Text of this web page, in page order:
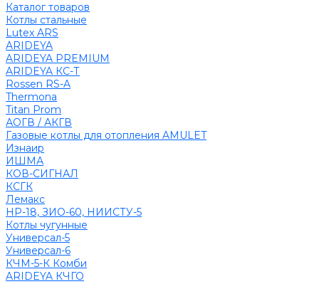
Каталог товаров
Котлы стальные
Lutex ARS
ARIDEYA
ARIDEYA PREMIUM
ARIDEYA КС-Т
Rossen RS-A
Thermona
Titan Prom
АОГВ / АКГВ
Газовые котлы для отопления AMULET
Изнаир
ИШМА
КОВ-СИГНАЛ
КСГК
Лемакс
НР-18, ЗИО-60, НИИСТУ-5
Котлы чугунные
Универсал-5
Универсал-6
КЧМ-5-К Комби
ARIDEYA КЧГО